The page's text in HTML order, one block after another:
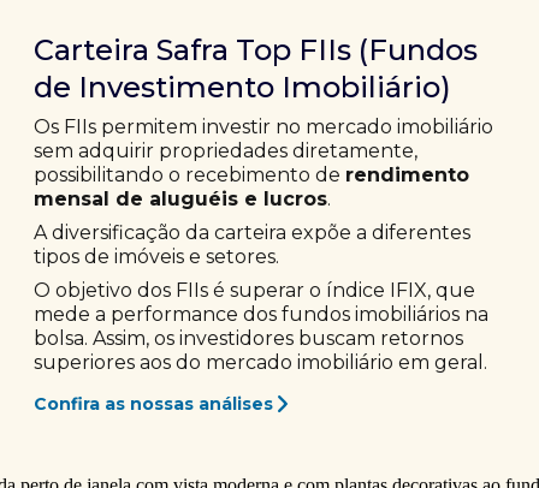
Carteira Safra Top FIIs (Fundos
de Investimento Imobiliário)
Os FIIs permitem investir no mercado imobiliário
sem adquirir propriedades diretamente,
possibilitando o recebimento de rendimento
mensal de aluguéis e lucros.
A diversificação da carteira expõe a diferentes
tipos de imóveis e setores.
O objetivo dos FIIs é superar o índice IFIX, que
mede a performance dos fundos imobiliários na
bolsa. Assim, os investidores buscam retornos
superiores aos do mercado imobiliário em geral.
Confira as nossas análises